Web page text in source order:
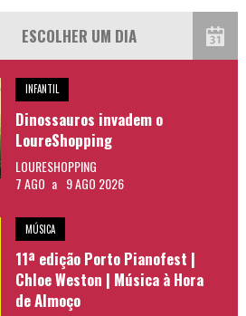
INFANTIL
Dinossauros invadem o
LoureShopping
LOURESHOPPING
7 AGO a 9 AGO 2026
MÚSICA
11ª edição Porto Pianofest |
Chloe Weston | Música à Hora
de Almoço